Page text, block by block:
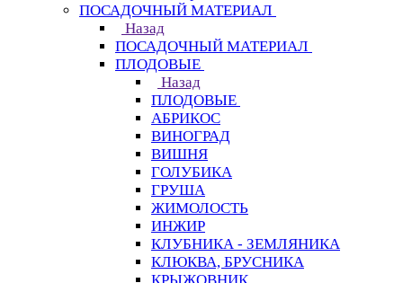
ПОСАДОЧНЫЙ МАТЕРИАЛ
Назад
ПОСАДОЧНЫЙ МАТЕРИАЛ
ПЛОДОВЫЕ
Назад
ПЛОДОВЫЕ
АБРИКОС
ВИНОГРАД
ВИШНЯ
ГОЛУБИКА
ГРУША
ЖИМОЛОСТЬ
ИНЖИР
КЛУБНИКА - ЗЕМЛЯНИКА
КЛЮКВА, БРУСНИКА